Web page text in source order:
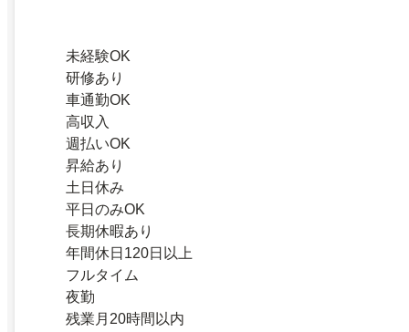
未経験OK
研修あり
車通勤OK
高収入
週払いOK
昇給あり
土日休み
平日のみOK
長期休暇あり
年間休日120日以上
フルタイム
夜勤
残業月20時間以内